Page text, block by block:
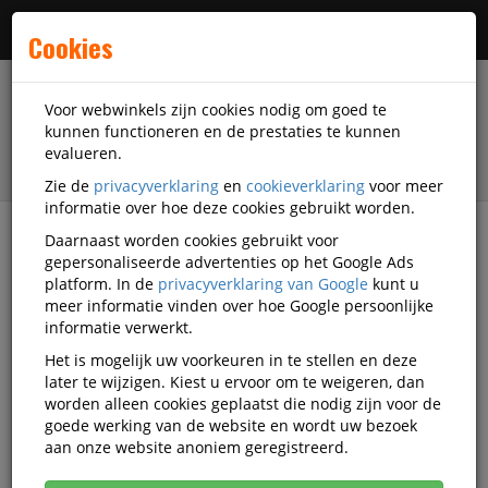
filter
Veiligheidsartikelen
Beschermkleding
Disposable kleding
3M Disposable kleding
Populariteit
Actief filter: 3M
Cookies
Voor webwinkels zijn cookies nodig om goed te
kunnen functioneren en de prestaties te kunnen
evalueren.
Zie de privacyverklaring en cookieverklaring voor meer
informatie over hoe deze cookies gebruikt worden.
Daarnaast worden cookies gebruikt voor
gepersonaliseerde advertenties op het Google Ads
platform. In de privacyverklaring van Google kunt u
meer informatie vinden over hoe Google persoonlijke
informatie verwerkt.
Het is mogelijk uw voorkeuren in te stellen en deze
later te wijzigen. Kiest u ervoor om te weigeren, dan
worden alleen cookies geplaatst die nodig zijn voor de
goede werking van de website en wordt uw bezoek
aan onze website anoniem geregistreerd.